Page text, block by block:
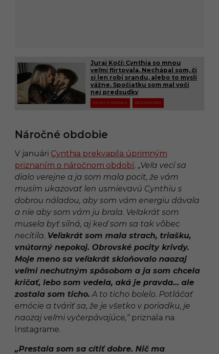
Juraj Kočí: Cynthia so mnou
veľmi flirtovala. Nechápal som, či
si len robí srandu, alebo to myslí
vážne. Spočiatku som mal voči
nej predsudky
FILMY A SERIÁLY ROZHOVORY
Náročné obdobie
V januári Cynthia prekvapila úprimným
priznaním o náročnom období. „Veľa vecí sa
dialo verejne a ja som mala pocit, že vám
musím ukazovať len usmievavú Cynthiu s
dobrou náladou, aby som vám energiu dávala
a nie aby som vám ju brala. Veľakrát som
musela byť silná, aj keď som sa tak vôbec
necítila. Veľakrát som mala strach, triašku,
vnútorný nepokoj. Obrovské pocity krivdy.
Moje meno sa veľakrát skloňovalo naozaj
veľmi nechutným spôsobom a ja som chcela
kričať, lebo som vedela, aká je pravda… ale
zostala som ticho. A to ticho bolelo. Potláčať
emócie a tváriť sa, že je všetko v poriadku, je
naozaj veľmi vyčerpávajúce,“priznala na
Instagrame.
„Prestala som sa cítiť dobre. Nič ma